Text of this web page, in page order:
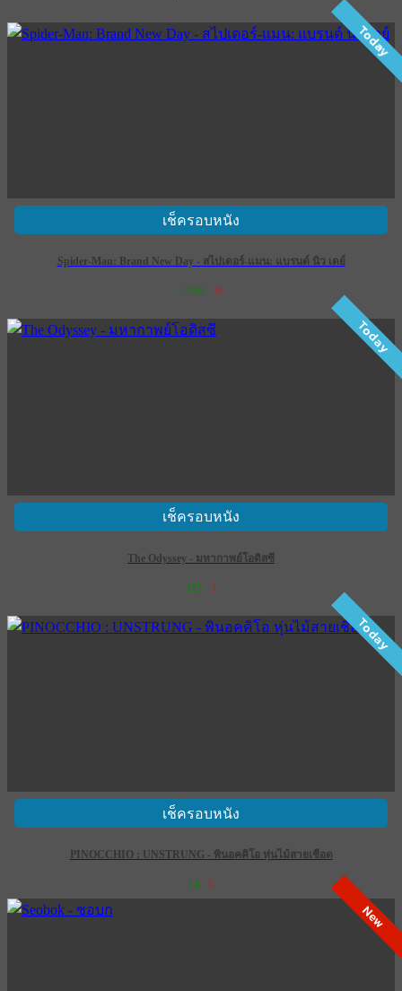
Today
เช็ครอบหนัง
Spider-Man: Brand New Day - สไปเดอร์-แมน: แบรนด์ นิว เดย์
1,050 16
Today
เช็ครอบหนัง
The Odyssey - มหากาพย์โอดิสซี
115 3
Today
เช็ครอบหนัง
PINOCCHIO : UNSTRUNG - พินอคคิโอ หุ่นไม้สายเชือด
14 0
New